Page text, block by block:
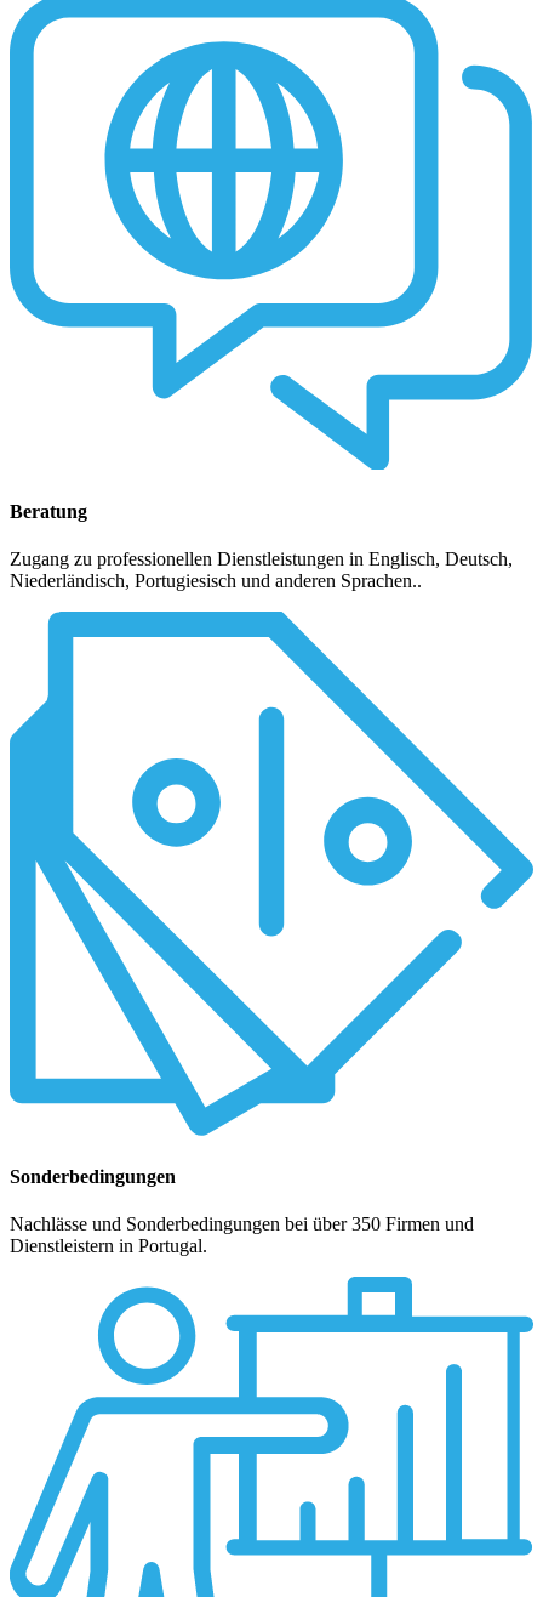
Beratung
Zugang zu professionellen Dienstleistungen in Englisch, Deutsch,
Niederländisch, Portugiesisch und anderen Sprachen..
Sonderbedingungen
Nachlässe und Sonderbedingungen bei über 350 Firmen und
Dienstleistern in Portugal.